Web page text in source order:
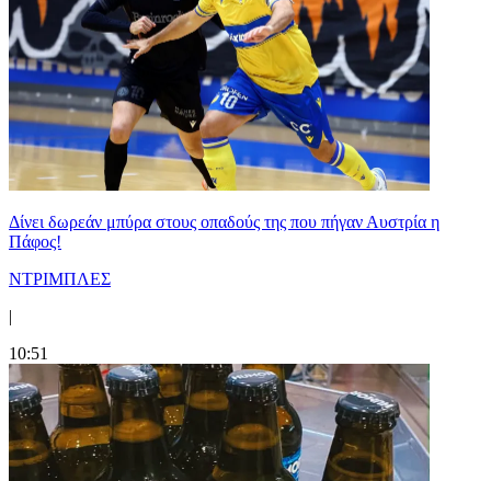
Δίνει δωρεάν μπύρα στους οπαδούς της που πήγαν Αυστρία η
Πάφος!
ΝΤΡΙΜΠΛΕΣ
|
10:51